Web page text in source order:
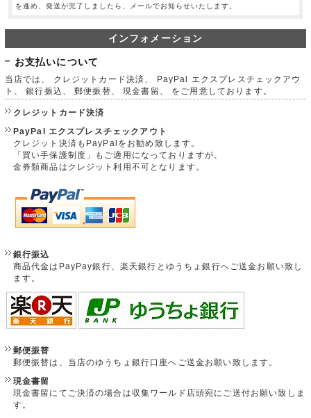
を進め、発送が完了しましたら、メールでお知らせいたします。
インフォメーション
お支払いについて
当店では、 クレジットカード決済、 PayPal エクスプレスチェックアウ
ト、 銀行振込、 郵便振替、 現金書留、 をご用意しております。
クレジットカード決済
PayPal エクスプレスチェックアウト
クレジット決済もPayPalをお勧め致します。
「買い手保護制度」もご適用になっておりますが、
金券類商品はクレジット利用不可となります。
銀行振込
商品代金はPayPay銀行、楽天銀行とゆうちょ銀行へご送金お願い致し
ます。
郵便振替
郵便振替は、当店のゆうちょ銀行口座へご送金お願い致します。
現金書留
現金書留にてご決済の場合は収集ワールド店頭宛にご送付お願い致しま
す。